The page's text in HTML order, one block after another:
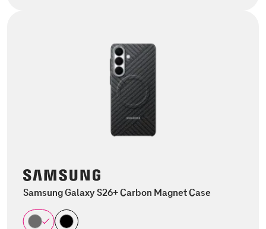
Samsung Galaxy S26+ Carbon Magnet Case